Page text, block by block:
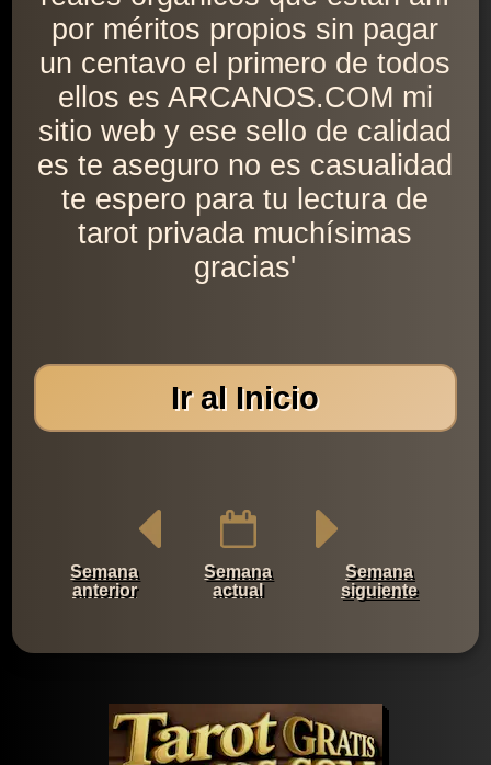
por méritos propios sin pagar
un centavo el primero de todos
ellos es ARCANOS.COM mi
sitio web y ese sello de calidad
es te aseguro no es casualidad
te espero para tu lectura de
tarot privada muchísimas
gracias'
Ir al Inicio
Semana
anterior
Semana
actual
Semana
siguiente